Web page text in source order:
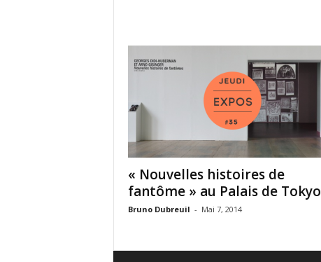
« Nouvelles histoires de
fantôme » au Palais de Tokyo
Bruno Dubreuil - Mai 7, 2014